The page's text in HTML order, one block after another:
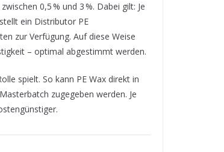
0,5 % und 3 %. Dabei gilt: Je
ein Distributor PE
zur Verfügung. Auf diese Weise
– optimal abgestimmt werden.
spielt. So kann PE Wax direkt in
zugegeben werden. Je